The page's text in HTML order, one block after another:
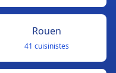
Rouen
41 cuisinistes